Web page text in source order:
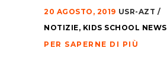
20 AGOSTO, 2019 USR-AZT
NOTIZIE, KIDS SCHOOL NEWS
PER SAPERNE DI PIÙ